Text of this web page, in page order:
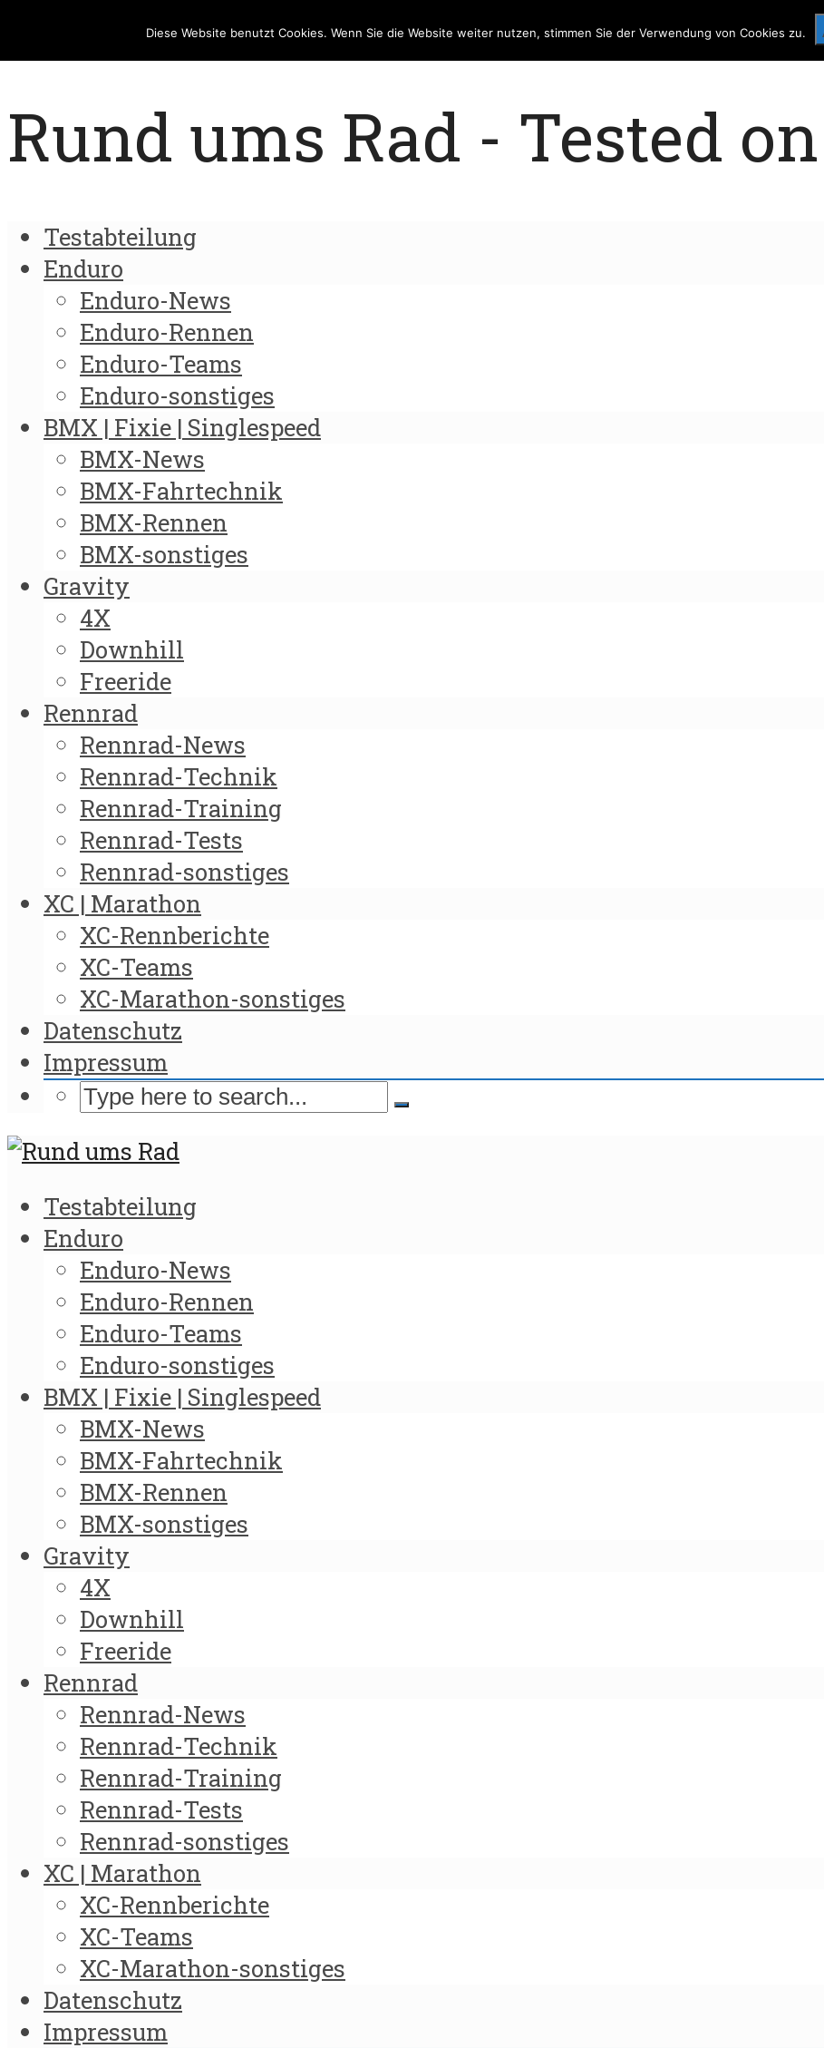
Rund ums Rad - Tested
Testabteilung
Enduro
Enduro-News
Enduro-Rennen
Enduro-Teams
Enduro-sonstiges
BMX | Fixie | Singlespeed
BMX-News
BMX-Fahrtechnik
BMX-Rennen
BMX-sonstiges
Gravity
4X
Downhill
Freeride
Rennrad
Rennrad-News
Rennrad-Technik
Rennrad-Training
Rennrad-Tests
Rennrad-sonstiges
XC | Marathon
XC-Rennberichte
XC-Teams
XC-Marathon-sonstiges
Datenschutz
Impressum
Testabteilung
Enduro
Enduro-News
Enduro-Rennen
Enduro-Teams
Enduro-sonstiges
BMX | Fixie | Singlespeed
BMX-News
BMX-Fahrtechnik
BMX-Rennen
BMX-sonstiges
Gravity
4X
Downhill
Freeride
Rennrad
Rennrad-News
Rennrad-Technik
Rennrad-Training
Rennrad-Tests
Rennrad-sonstiges
XC | Marathon
XC-Rennberichte
XC-Teams
XC-Marathon-sonstiges
Datenschutz
Impressum
Diese Website benutzt Cookies. Wenn Sie die Website weiter nutzen, stimmen Sie der Verwendung von Cookies zu.